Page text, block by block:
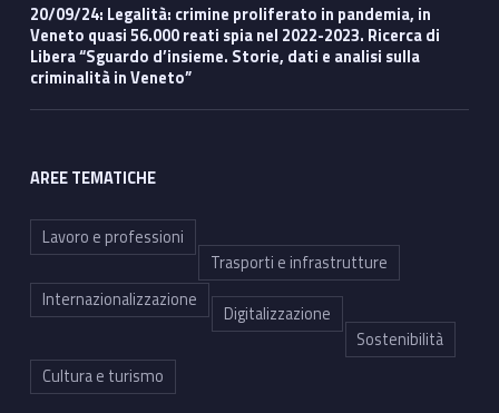
20/09/24: Legalità: crimine proliferato in pandemia, in
Veneto quasi 56.000 reati spia nel 2022-2023. Ricerca di
Libera “Sguardo d’insieme. Storie, dati e analisi sulla
criminalità in Veneto”
AREE TEMATICHE
Lavoro e professioni
Trasporti e infrastrutture
Internazionalizzazione
Digitalizzazione
Sostenibilità
Cultura e turismo